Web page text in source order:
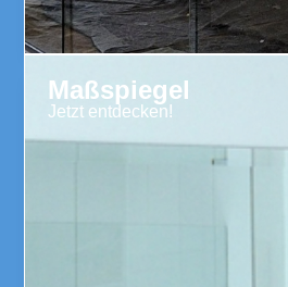
Maßspiegel
Jetzt entdecken!